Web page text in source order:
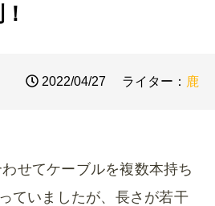
2022/04/27 ライター： 鹿
せてケーブルを複数本持ち
ていましたが、長さが若干